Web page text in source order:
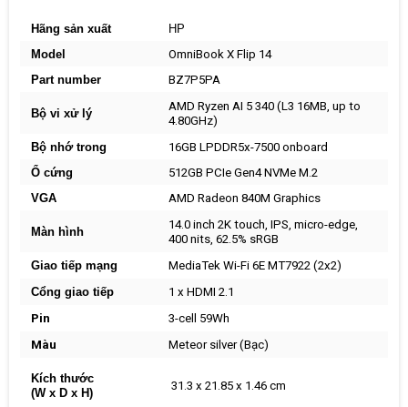
Hãng sản xuất
HP
Model
OmniBook X Flip 14
Part number
BZ7P5PA
Bộ vi xử lý
AMD Ryzen AI 5 340 (L3 16MB, up to
4.80GHz)
Bộ nhớ trong
16GB LPDDR5x-7500 onboard
Ổ cứng
512GB PCIe Gen4 NVMe M.2
VGA
AMD Radeon 840M Graphics
Màn hình
14.0 inch 2K touch, IPS, micro-edge,
400 nits, 62.5% sRGB
Giao tiếp mạng
MediaTek Wi-Fi 6E MT7922 (2x2)
Cổng giao tiếp
1 x HDMI 2.1
Pin
3-cell 59Wh
Màu
Meteor silver (Bạc)
Kích thước
(W x D x H)
31.3 x 21.85 x 1.46 cm